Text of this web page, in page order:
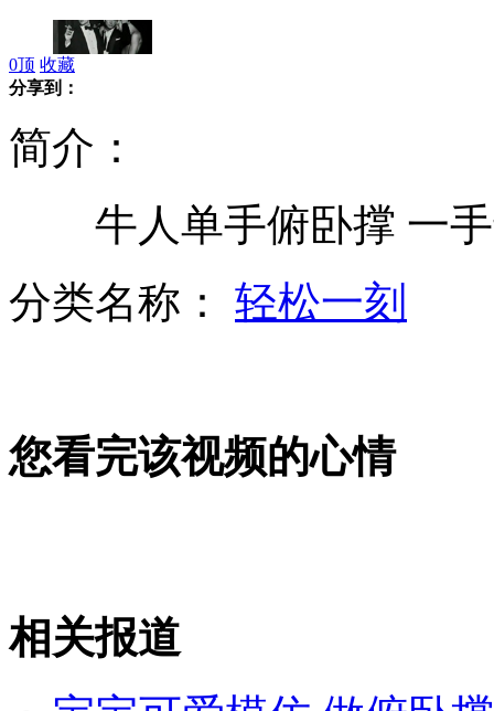
陈冠希"重操旧业"偷拍女友睡觉
麦蒂个人宣布加盟青岛队
张惠妹一个月变瘦引网友质疑
0顶 收藏
分享到：
简介：
牛人单手俯卧撑 一手
分类名称： 轻松一刻
您看完该视频的心情
相关报道